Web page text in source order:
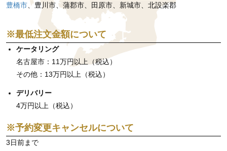
豊橋市 、豊川市、蒲郡市、田原市、新城市、北設楽郡
※最低注文金額について
ケータリング
名古屋市：11万円以上（税込）
その他：13万円以上（税込）
デリバリー
4万円以上（税込）
※予約変更キャンセルについて
3日前まで